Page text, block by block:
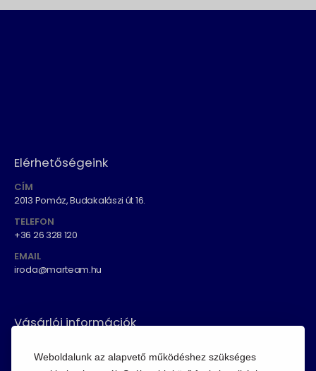
Weboldalunk az alapvető működéshez szükséges
Elérhetőségeink
CÍM
2013 Pomáz, Budakalászi út 16.
TELEFON
+36 26 328 120
EMAIL
iroda@marteam.hu
Vásárlói információk
Fizetési módok